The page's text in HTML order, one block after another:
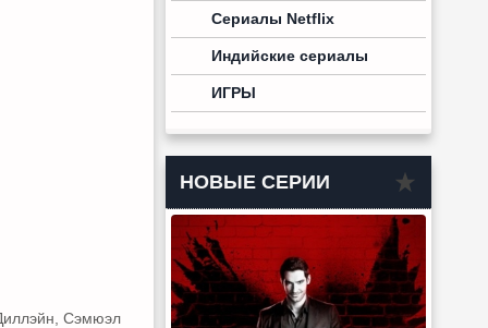
Сэмюэл
Сериалы Netflix
Индийские сериалы
ИГРЫ
НОВЫЕ СЕРИИ